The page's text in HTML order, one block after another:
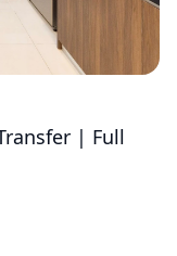
| Full